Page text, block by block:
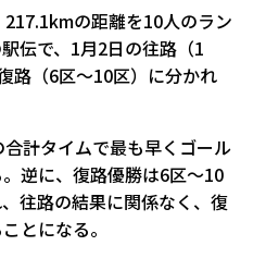
の距離を10人のラン
伝で、1月2日の往路（1
路（6区〜10区）に分かれ
計タイムで最も早くゴール
逆に、復路優勝は6区〜10
往路の結果に関係なく、復
とになる。